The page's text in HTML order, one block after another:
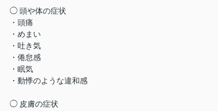
◯ 頭や体の症状
・頭痛
・めまい
・吐き気
・倦怠感
・眠気
・動悸のような違和感
◯ 皮膚の症状